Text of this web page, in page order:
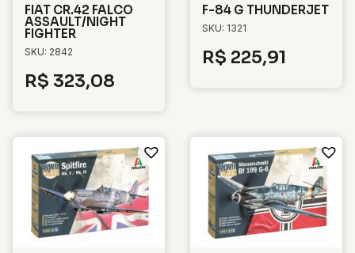
FIAT CR.42 FALCO
ASSAULT/NIGHT
FIGHTER
SKU: 2842
R$ 323,08
F-84 G THUNDERJET
SKU: 1321
R$ 225,91